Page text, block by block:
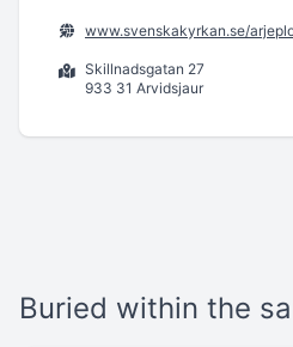
www.svenskakyrkan.se/
Skillnadsgatan 27
933 31 Arvidsjaur
Buried within the